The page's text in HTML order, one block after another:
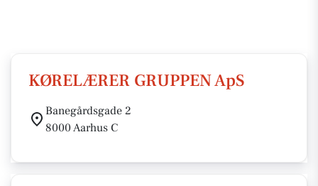
KØRELÆRER GRUPPEN ApS
Banegårdsgade 2
8000 Aarhus C